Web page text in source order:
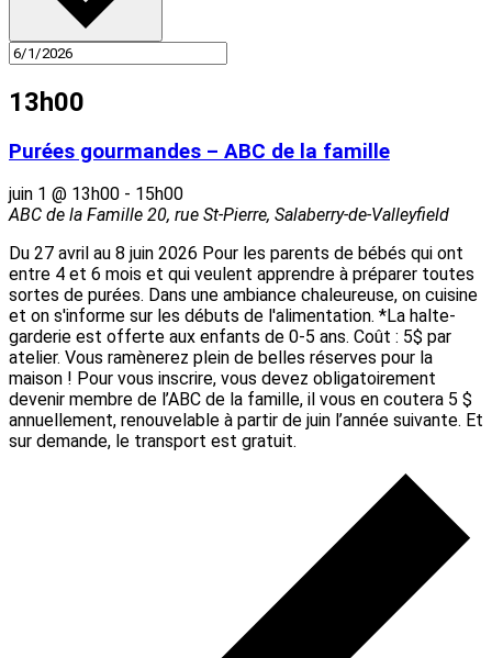
13h00
Purées gourmandes – ABC de la famille
juin 1 @ 13h00 - 15h00
ABC de la Famille 20, rue St-Pierre, Salaberry-de-Valleyfield
Du 27 avril au 8 juin 2026 Pour les parents de bébés qui ont
entre 4 et 6 mois et qui veulent apprendre à préparer toutes
sortes de purées. Dans une ambiance chaleureuse, on cuisine
et on s'informe sur les débuts de l'alimentation. *La halte-
garderie est offerte aux enfants de 0-5 ans. Coût : 5$ par
atelier. Vous ramènerez plein de belles réserves pour la
maison ! Pour vous inscrire, vous devez obligatoirement
devenir membre de l’ABC de la famille, il vous en coutera 5 $
annuellement, renouvelable à partir de juin l’année suivante. Et
sur demande, le transport est gratuit.